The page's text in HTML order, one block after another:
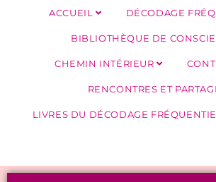
ACCUEIL DÉCODAGE
BIBLIOTHÈQUE DE
CHEMIN INTÉRIEUR
RENCONTRES ET
LIVRES DU DÉCODAGE